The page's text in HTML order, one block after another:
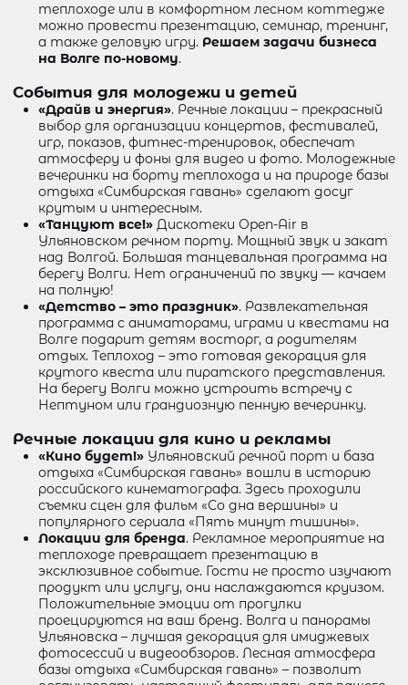
теплоходе или в комфортном лесном коттедже
можно провести презентацию, семинар, тренинг,
а также деловую игру. Решаем задачи бизнеса
на Волге по-новому.
События для молодежи и детей
«Драйв и энергия». Речные локации – прекрасный
выбор для организации концертов, фестивалей,
игр, показов, фитнес-тренировок, обеспечат
атмосферу и фоны для видео и фото. Молодежные
вечеринки на борту теплохода и на природе базы
отдыха «Симбирская гавань» сделают досуг
крутым и интересным.
«Танцуют все!» Дискотеки Open-Air в
Ульяновском речном порту. Мощный звук и закат
над Волгой. Большая танцевальная программа на
берегу Волги. Нет ограничений по звуку — качаем
на полную!
«Детство – это праздник». Развлекательная
программа с аниматорами, играми и квестами на
Волге подарит детям восторг, а родителям
отдых. Теплоход – это готовая декорация для
крутого квеста или пиратского представления.
На берегу Волги можно устроить встречу с
Нептуном или грандиозную пенную вечеринку.
Речные локации для кино и рекламы
«Кино будет!» Ульяновский речной порт и база
отдыха «Симбирская гавань» вошли в историю
российского кинематографа. Здесь проходили
съемки сцен для фильм «Со дна вершины» и
популярного сериала «Пять минут тишины».
Локации для бренда. Рекламное мероприятие на
теплоходе превращает презентацию в
эксклюзивное событие. Гости не просто изучают
продукт или услугу, они наслаждаются круизом.
Положительные эмоции от прогулки
проецируются на ваш бренд. Волга и панорамы
Ульяновска – лучшая декорация для имиджевых
фотосессий и видеообзоров. Лесная атмосфера
базы отдыха «Симбирская гавань» – позволит